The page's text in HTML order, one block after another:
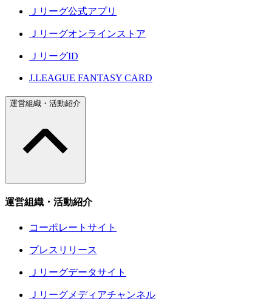
Ｊリーグ公式アプリ
Ｊリーグオンラインストア
ＪリーグID
J.LEAGUE FANTASY CARD
運営組織・活動紹介
運営組織・活動紹介
コーポレートサイト
プレスリリース
Ｊリーグデータサイト
Ｊリーグメディアチャンネル